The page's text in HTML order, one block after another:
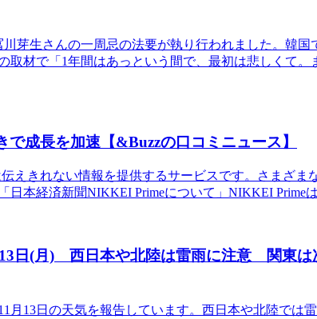
芽生さんの一周忌の法要が執り行われました。韓国
材で「1年間はあっという間で、最初は悲しくて。
成長を加速【&Buzzの口コミニュース】
えきれない情報を提供するサービスです。さまざま
本経済新聞NIKKEI Primeについて」NIKKEI Prime
13日(月) 西日本や北陸は雷雨に注意 関東は
月13日の天気を報告しています。西日本や北陸では